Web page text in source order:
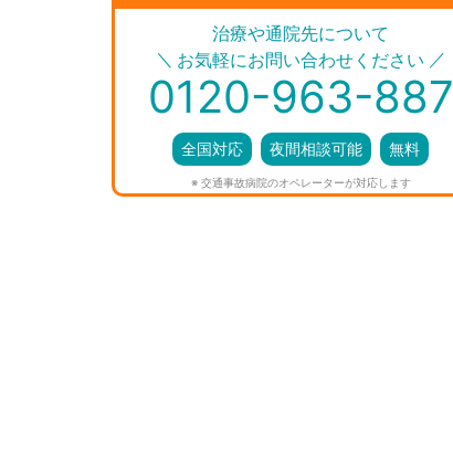
＼ ／
治療や通院先について
お気軽にお問い合わせください
0120-963-887
全国対応 夜間相談可能 無料
※ 交通事故病院のオペレーターが対応します